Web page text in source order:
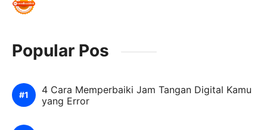
Popular Pos
4 Cara Memperbaiki Jam Tangan Digital Kamu
yang Error